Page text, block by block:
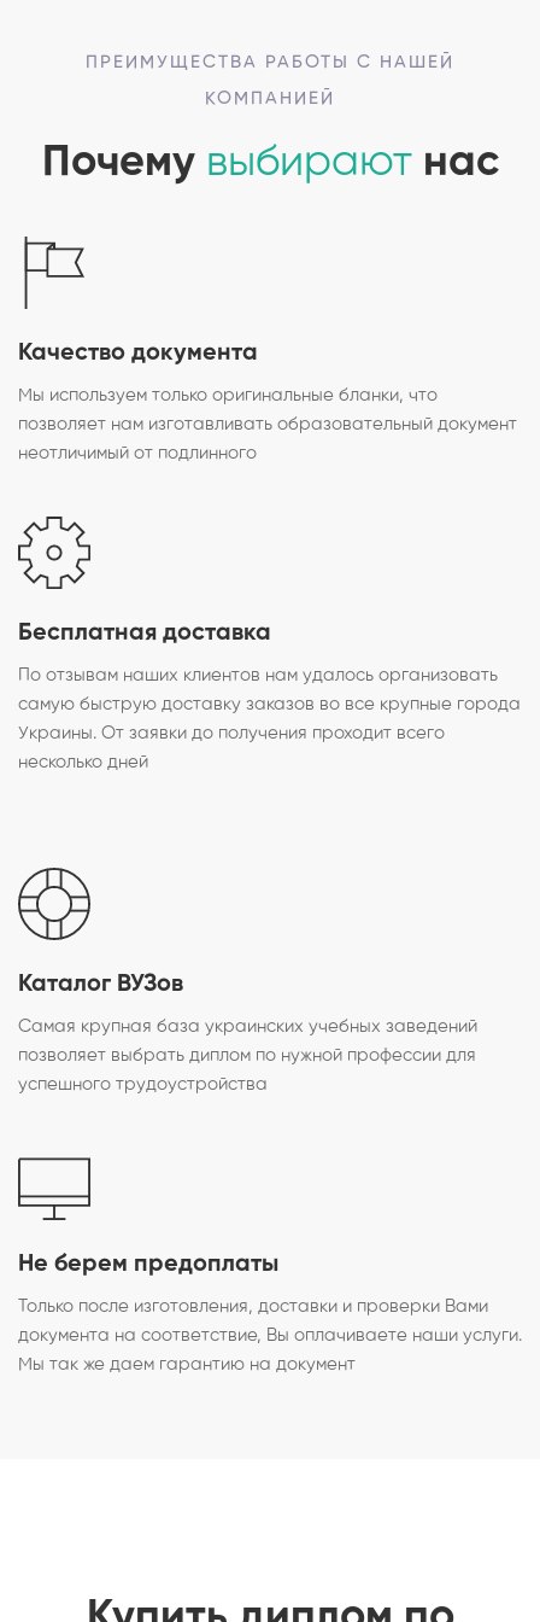
ПРЕИМУЩЕСТВА РАБОТЫ С НАШЕЙ
КОМПАНИЕЙ
Почему выбираютнас
Качество документа
Мы используем только оригинальные бланки, что
позволяет нам изготавливать образовательный документ
неотличимый от подлинного
Бесплатная доставка
По отзывам наших клиентов нам удалось организовать
самую быструю доставку заказов во все крупные города
Украины. От заявки до получения проходит всего
несколько дней
Каталог ВУЗов
Самая крупная база украинских учебных заведений
позволяет выбрать диплом по нужной профессии для
успешного трудоустройства
Не берем предоплаты
Только после изготовления, доставки и проверки Вами
документа на соответствие, Вы оплачиваете наши услуги.
Мы так же даем гарантию на документ